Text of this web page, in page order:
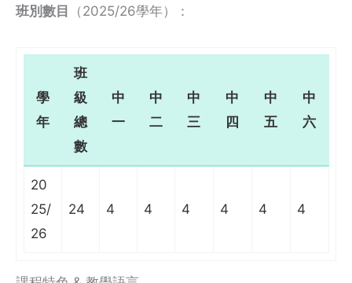
班別數目 （2025/26學年）：
學
年
班
級
總
數
中
一
中
二
中
三
中
四
中
五
中
六
20
25/
26
24 4 4 4 4 4 4